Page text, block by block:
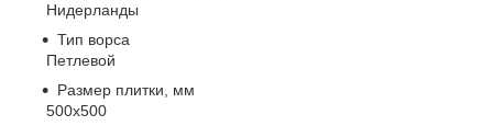
Нидерланды
Тип ворса
Петлевой
Размер плитки, мм
500х500